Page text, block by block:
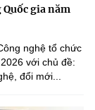
gia năm
nghệ tổ chức
với chủ đề:
đổi mới...